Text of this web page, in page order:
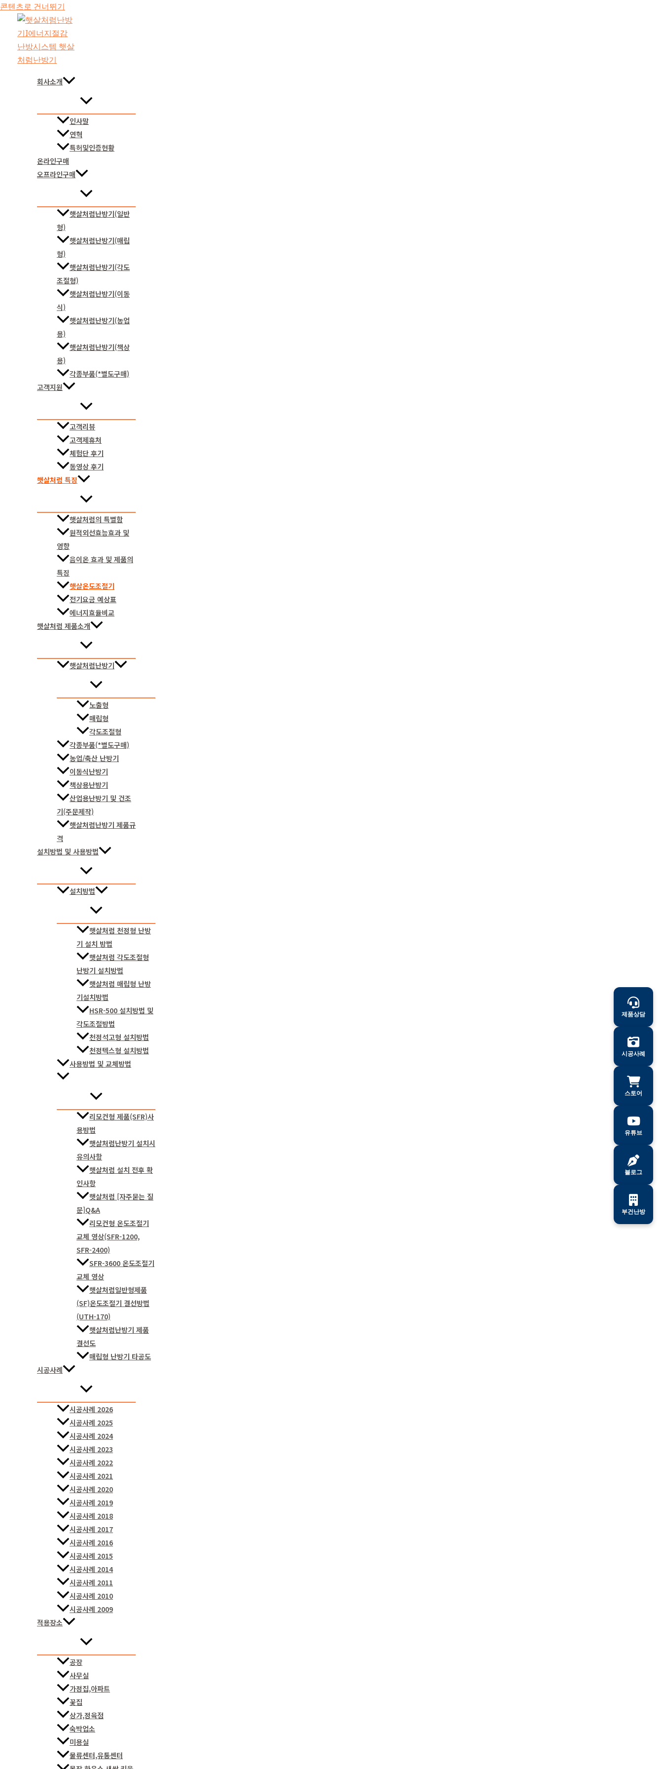
제품상담
시공사례
스토어
유튜브
블로그
부건난방
콘텐츠로 건너뛰기
회사소개
인사말
연혁
특허및인증현황
온라인구매
오프라인구매
햇살처럼난방기(일반
형)
햇살처럼난방기(매립
형)
햇살처럼난방기(각도
조절형)
햇살처럼난방기(이동
식)
햇살처럼난방기(농업
용)
햇살처럼난방기(책상
용)
각종부품(*별도구매)
고객지원
고객리뷰
고객제휴처
체험단 후기
동영상 후기
햇살처럼 특징
햇살처럼의 특별함
원적외선효능효과 및
영향
음이온 효과 및 제품의
특징
햇살온도조절기
전기요금 예상표
에너지효율비교
햇살처럼 제품소개
햇살처럼난방기
노출형
매립형
각도조절형
각종부품(*별도구매)
농업/축산 난방기
이동식난방기
책상용난방기
산업용난방기 및 건조
기(주문제작)
햇살처럼난방기 제품규
격
설치방법 및 사용방법
설치방법
햇살처럼 천정형 난방
기 설치 방법
햇살처럼 각도조절형
난방기 설치방법
햇살처럼 매립형 난방
기설치방법
HSR-500 설치방법 및
각도조절방법
천정석고형 설치방법
천정텍스형 설치방법
사용방법 및 교체방법
리모컨형 제품(SFR)사
용방법
햇살처럼난방기 설치시
유의사항
햇살처럼 설치 전후 확
인사항
햇살처럼 [자주묻는 질
문]Q&A
리모컨형 온도조절기
교체 영상(SFR-1200,
SFR-2400)
SFR-3600 온도조절기
교체 영상
햇살처럼일반형제품
(SF)온도조절기 결선방법
(UTH-170)
햇살처럼난방기 제품
결선도
매립형 난방기 타공도
시공사례
시공사례 2026
시공사례 2025
시공사례 2024
시공사례 2023
시공사례 2022
시공사례 2021
시공사례 2020
시공사례 2019
시공사례 2018
시공사례 2017
시공사례 2016
시공사례 2015
시공사례 2014
시공사례 2011
시공사례 2010
시공사례 2009
적용장소
공장
사무실
가정집,아파트
꽃집
상가,정육점
숙박업소
미용실
물류센터,유통센터